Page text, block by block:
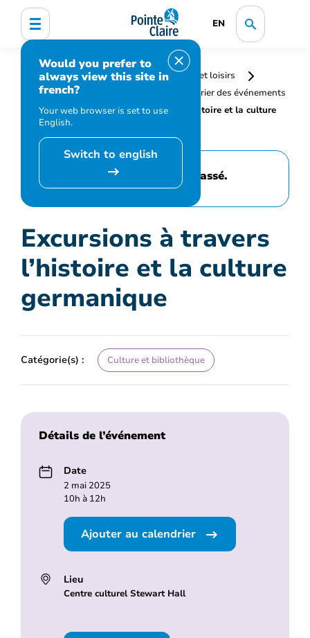
EN
Would you prefer to
always view this site in
french?
Your web browser is set to use
English.
Switch to english
Accueil
Bibliothèque, culture, sports et loisirs
Programmation et inscription
Calendrier des événements
et activités
Excursions à travers l’histoire et la culture
germanique
Cet événement est passé.
Excursions à travers
l’histoire et la culture
germanique
Catégorie(s) : Culture et bibliothèque
Détails de l’événement
Date
2 mai 2025
10h à 12h
Ajouter au calendrier
Lieu
Centre culturel Stewart Hall